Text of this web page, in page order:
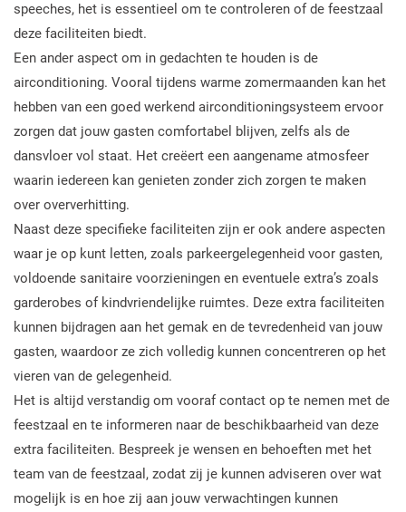
speeches, het is essentieel om te controleren of de feestzaal
deze faciliteiten biedt.
Een ander aspect om in gedachten te houden is de
airconditioning. Vooral tijdens warme zomermaanden kan het
hebben van een goed werkend airconditioningsysteem ervoor
zorgen dat jouw gasten comfortabel blijven, zelfs als de
dansvloer vol staat. Het creëert een aangename atmosfeer
waarin iedereen kan genieten zonder zich zorgen te maken
over oververhitting.
Naast deze specifieke faciliteiten zijn er ook andere aspecten
waar je op kunt letten, zoals parkeergelegenheid voor gasten,
voldoende sanitaire voorzieningen en eventuele extra’s zoals
garderobes of kindvriendelijke ruimtes. Deze extra faciliteiten
kunnen bijdragen aan het gemak en de tevredenheid van jouw
gasten, waardoor ze zich volledig kunnen concentreren op het
vieren van de gelegenheid.
Het is altijd verstandig om vooraf contact op te nemen met de
feestzaal en te informeren naar de beschikbaarheid van deze
extra faciliteiten. Bespreek je wensen en behoeften met het
team van de feestzaal, zodat zij je kunnen adviseren over wat
mogelijk is en hoe zij aan jouw verwachtingen kunnen